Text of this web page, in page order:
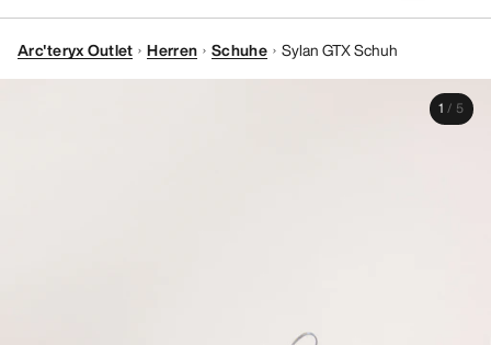
DAMEN
Arc'teryx Outlet Herren Schuhe Sylan GTX Schuh
1 / 5